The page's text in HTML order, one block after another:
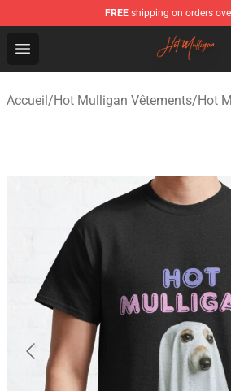
FREE shipping on orders
Open menu
Hot Mulligan Shop - Official Hot
Accueil/Hot Mulligan Vêtements/Hot